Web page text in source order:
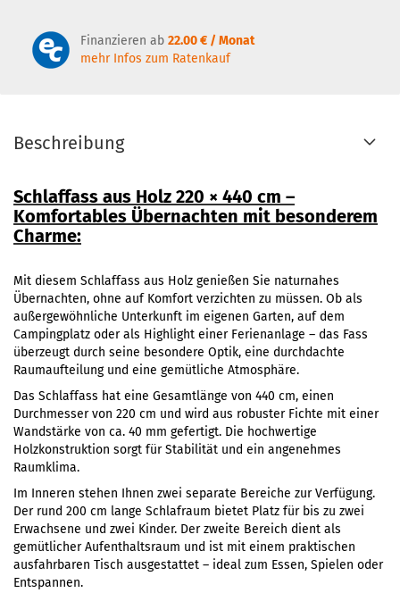
Finanzieren ab 22.00 € / Monat
mehr Infos zum Ratenkauf
Beschreibung
Schlaffass aus Holz 220 × 440 cm –
Komfortables Übernachten mit besonderem
Charme:
Mit diesem Schlaffass aus Holz genießen Sie naturnahes
Übernachten, ohne auf Komfort verzichten zu müssen. Ob als
außergewöhnliche Unterkunft im eigenen Garten, auf dem
Campingplatz oder als Highlight einer Ferienanlage – das Fass
überzeugt durch seine besondere Optik, eine durchdachte
Raumaufteilung und eine gemütliche Atmosphäre.
Das Schlaffass hat eine Gesamtlänge von 440 cm, einen
Durchmesser von 220 cm und wird aus robuster Fichte mit einer
Wandstärke von ca. 40 mm gefertigt. Die hochwertige
Holzkonstruktion sorgt für Stabilität und ein angenehmes
Raumklima.
Im Inneren stehen Ihnen zwei separate Bereiche zur Verfügung.
Der rund 200 cm lange Schlafraum bietet Platz für bis zu zwei
Erwachsene und zwei Kinder. Der zweite Bereich dient als
gemütlicher Aufenthaltsraum und ist mit einem praktischen
ausfahrbaren Tisch ausgestattet – ideal zum Essen, Spielen oder
Entspannen.